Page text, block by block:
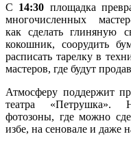
С 14:30 площадка
многочисленных
как сделать глиняную
кокошник, соорудить
расписать тарелку в
мастеров, где будут
Атмосферу поддержит
театра «Петрушка».
фотозоны, где можно
избе, на сеновале и даже